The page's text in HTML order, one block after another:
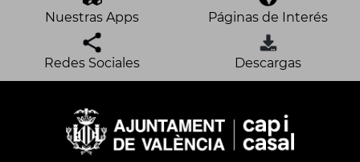
Nuestras Apps Páginas de Interés
Redes Sociales Descargas